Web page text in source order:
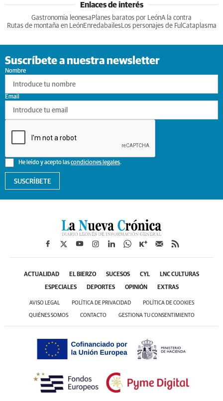
Enlaces de interés
Gastronomia leonesa Planes baratos por LeónA la contra
Rutas de montaña en LeónEnredabailesLos personajes de Ful Cataplasma
Suscríbete a nuestra newsletter
Nombre
He leído y acepto lascondiciones legales.
Email
SUSCRÍBETE
ACTUALIDAD EL BIERZO SUCESOS CYL LNC CULTURAS
ESPECIALES DEPORTES OPINIÓN EXTRAS
AVISO LEGAL POLÍTICA DE PRIVACIDAD POLÍTICA DE COOKIES
QUIÉNES SOMOS CONTACTO GESTIONA TU CONSENTIMIENTO